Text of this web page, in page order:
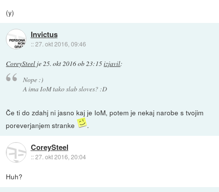
(y)
Invictus
::27. okt 2016, 09:46
CoreySteel je 25. okt 2016 ob 23:15izjavil:
Nope :)
A ima IoM tako slab sloves? :D
Če ti do zdahj ni jasno kaj je IoM, potem je nekaj narobe s tvojim
poreverjanjem stranke
.
CoreySteel
::27. okt 2016, 20:04
Huh?